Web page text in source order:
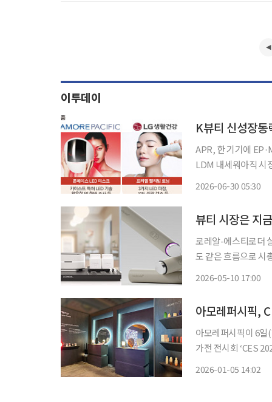
이투데이
K뷰티 신성장동
APR, 한 기기에
LDM 내세워아직 시장 초기
2026-06-30 05:30
로레알-에스티로더
도 같은 흐름으로 시총 3위까지 글로벌 뷰티 산업이 ‘테크 전
2026-05-10 17:00
아모레퍼시픽,
아모레퍼시픽이 6일
가전 전시회 ‘CES
2026-01-05 14:02